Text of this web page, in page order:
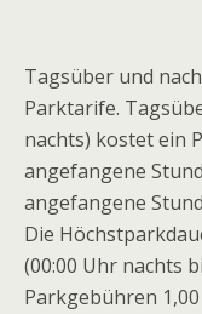
Tagsüber und
Parktarife.
nachts) kostet ein
angefangene
angefangene
Die
(00:00 Uhr nachts
Parkgebühren